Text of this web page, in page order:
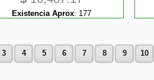
Existencia Aprox: 177
3 4 5 6 7 8 9 10